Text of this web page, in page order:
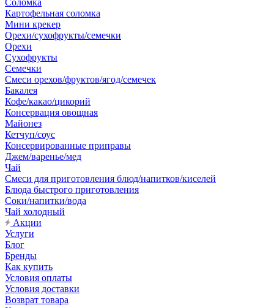
Соломка
Картофельная соломка
Мини крекер
Орехи/сухофрукты/семечки
Орехи
Сухофрукты
Семечки
Смеси орехов/фруктов/ягод/семечек
Бакалея
Кофе/какао/цикорий
Консервация овощная
Майонез
Кетчуп/соус
Консервированные приправы
Джем/варенье/мед
Чай
Смеси для приготовления блюд/напитков/киселей
Блюда быстрого приготовления
Соки/напитки/вода
Чай холодный
Акции
Услуги
Блог
Бренды
Как купить
Условия оплаты
Условия доставки
Возврат товара